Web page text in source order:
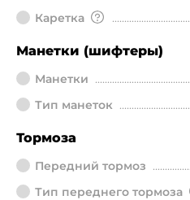
Каретка
Манетки (шифтеры)
Манетки
Тип манеток
Тормоза
Передний тормоз
Тип переднего тормоза